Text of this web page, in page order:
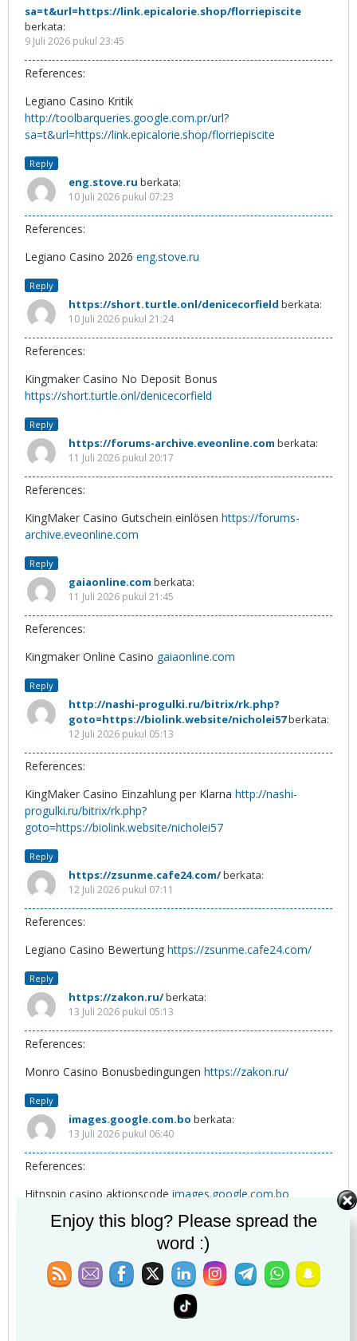
sa=t&url=https://link.epicalorie.shop/florriepiscite
berkata:
9 Juli 2026 pukul 23:45
References:
Legiano Casino Kritik
http://toolbarqueries.google.com.pr/url?
sa=t&url=https://link.epicalorie.shop/florriepiscite
Reply
eng.stove.ru berkata:
10 Juli 2026 pukul 07:23
References:
Legiano Casino 2026 eng.stove.ru
Reply
https://short.turtle.onl/denicecorfield berkata:
10 Juli 2026 pukul 21:24
References:
Kingmaker Casino No Deposit Bonus
https://short.turtle.onl/denicecorfield
Reply
https://forums-archive.eveonline.com berkata:
11 Juli 2026 pukul 20:17
References:
KingMaker Casino Gutschein einlösen https://forums-
archive.eveonline.com
Reply
gaiaonline.com berkata:
11 Juli 2026 pukul 21:45
References:
Kingmaker Online Casino gaiaonline.com
Reply
http://nashi-progulki.ru/bitrix/rk.php?
goto=https://biolink.website/nicholei57berkata:
12 Juli 2026 pukul 05:13
References:
KingMaker Casino Einzahlung per Klarna http://nashi-
progulki.ru/bitrix/rk.php?
goto=https://biolink.website/nicholei57
Reply
https://zsunme.cafe24.com/berkata:
12 Juli 2026 pukul 07:11
References:
Legiano Casino Bewertung https://zsunme.cafe24.com/
Reply
https://zakon.ru/berkata:
13 Juli 2026 pukul 05:13
References:
Monro Casino Bonusbedingungen https://zakon.ru/
Reply
images.google.com.bo berkata:
13 Juli 2026 pukul 06:40
References:
Hitnspin casino aktionscode images.google.com.bo
Reply
http://cse.google.com.kw/
References:
http://cse.google.com.kw/
Enjoy this blog? Please spread the
word :)